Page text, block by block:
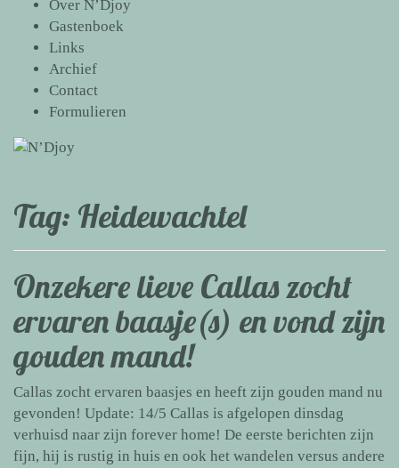
Over N’Djoy
Gastenboek
Links
Archief
Contact
Formulieren
Tag: Heidewachtel
Onzekere lieve Callas zocht
ervaren baasje(s) en vond zijn
gouden mand!
Callas zocht ervaren baasjes en heeft zijn gouden mand nu
gevonden! Update: 14/5 Callas is afgelopen dinsdag
verhuisd naar zijn forever home! De eerste berichten zijn
fijn, hij is rustig in huis en ook het wandelen versus andere